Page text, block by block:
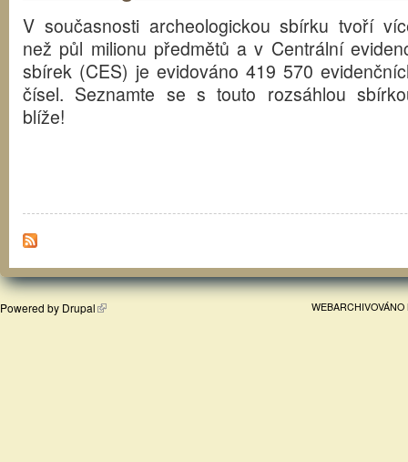
V současnosti archeologickou sbírku tvoří
než půl milionu předmětů a v Centrální
sbírek (CES) je evidováno 419 570
čísel. Seznamte se s touto rozsáhlou
blíže!
Powered by Drupal